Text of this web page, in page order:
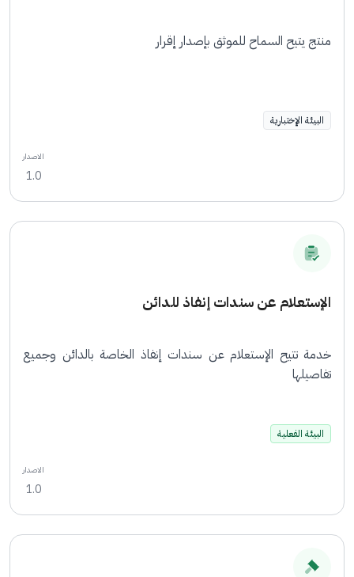
منتج يتيح السماح للموثق بإصدار إقرار
البيئة الإختبارية
الاصدار
1.0
الإستعلام عن سندات إنفاذ للدائن
خدمة تتيح الإستعلام عن سندات إنفاذ الخاصة بالدائن وجميع
تفاصيلها
البيئة الفعلية
الاصدار
1.0